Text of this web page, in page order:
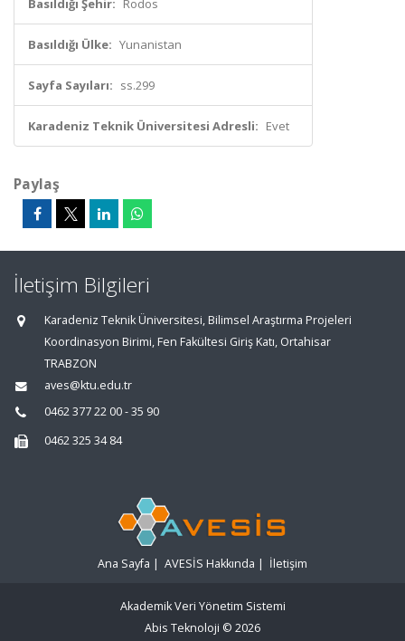
Basıldığı Şehir: Rodos
Basıldığı Ülke: Yunanistan
Sayfa Sayıları: ss.299
Karadeniz Teknik Üniversitesi Adresli: Evet
Paylaş
İletişim Bilgileri
Karadeniz Teknik Üniversitesi, Bilimsel Araştırma Projeleri
Koordinasyon Birimi, Fen Fakültesi Giriş Katı, Ortahisar
TRABZON
aves@ktu.edu.tr
0462 377 22 00 - 35 90
0462 325 34 84
Ana Sayfa | AVESİS Hakkında | İletişim
Akademik Veri Yönetim Sistemi
Abis Teknoloji © 2026